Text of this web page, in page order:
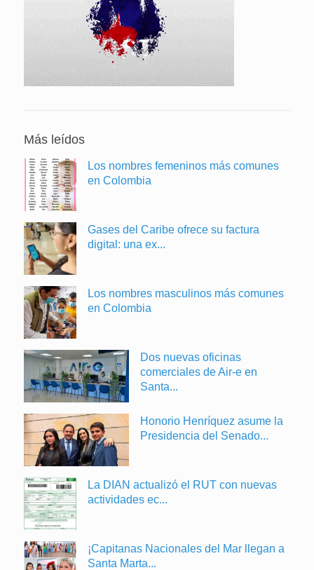
Más leídos
Los nombres femeninos más comunes
en Colombia
Gases del Caribe ofrece su factura
digital: una ex...
Los nombres masculinos más comunes
en Colombia
Dos nuevas oficinas
comerciales de Air-e en
Santa...
Honorio Henríquez asume la
Presidencia del Senado...
La DIAN actualizó el RUT con nuevas
actividades ec...
¡Capitanas Nacionales del Mar llegan a
Santa Marta...